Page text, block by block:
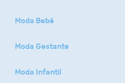
Moda Bebê
Moda Gestante
Moda Infantil